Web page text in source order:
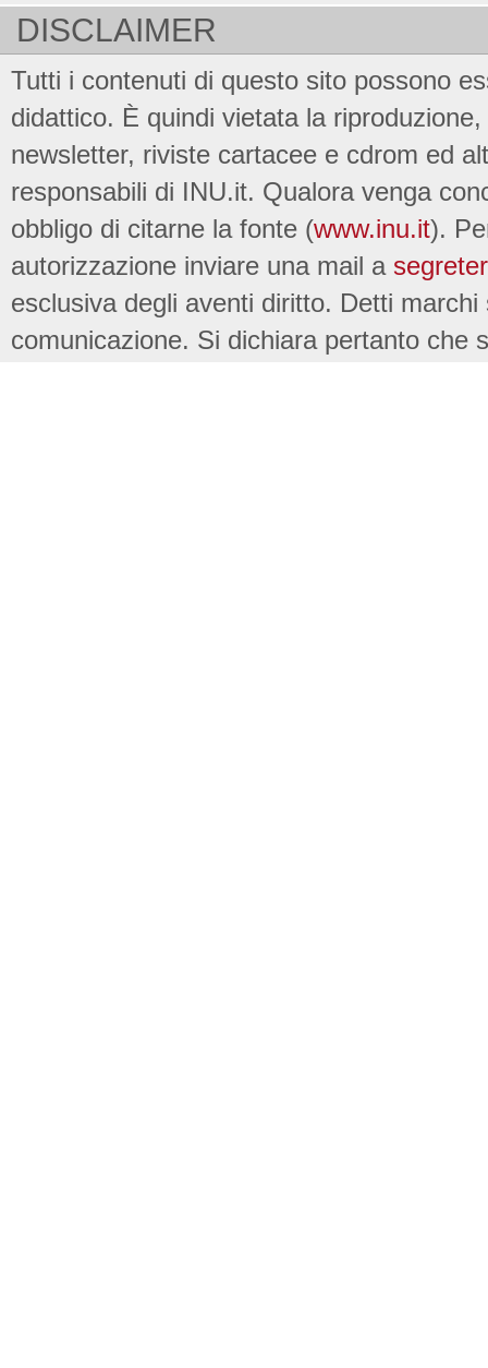
DISCLAIMER
Tutti i contenuti di questo sito possono
didattico. È quindi vietata la
newsletter, riviste cartacee e cdrom ed
responsabili di INU.it. Qualora venga
obbligo di citarne la fonte (www.inu.it).
autorizzazione inviare una mail a
esclusiva degli aventi diritto. Detti
comunicazione. Si dichiara pertanto che